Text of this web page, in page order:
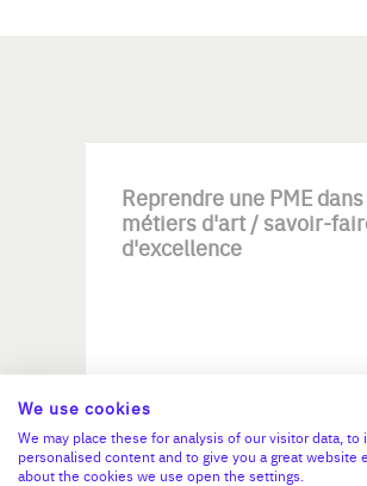
Reprendre une PME
métiers d'art / savoir-
d'excellence
Investissement max:
>2 M€ et <= 5 M€
We use cookies
We may place these for analysis of our visitor data,
personalised content and to give you a great website
about the cookies we use open the settings.